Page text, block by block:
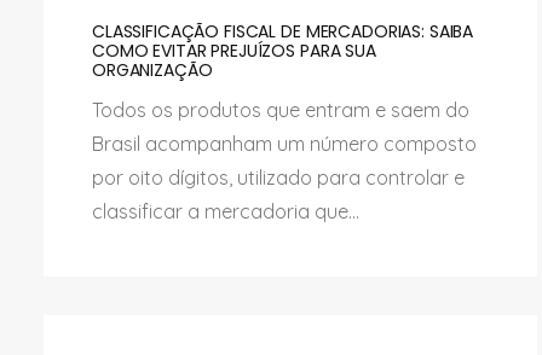
CLASSIFICAÇÃO FISCAL DE MERCADORIAS: SAIBA
COMO EVITAR PREJUÍZOS PARA SUA
ORGANIZAÇÃO
Todos os produtos que entram e saem do
Brasil acompanham um número composto
por oito dígitos, utilizado para controlar e
classificar a mercadoria que...